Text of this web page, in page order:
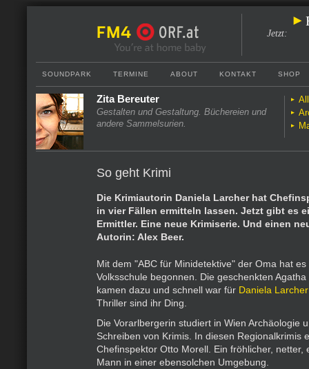
Jetzt:
SOUNDPARK TERMINE ABOUT KONTAKT SHOP
Zita Bereuter
Gestalten und Gestaltung. Büchereien und
andere Sammelsurien.
So geht Krimi
Die Krimiautorin Daniela Larcher hat
in vier Fällen ermitteln lassen. Jetzt gibt es
Ermittler. Eine neue Krimiserie. Und einen
Autorin: Alex Beer.
Mit dem "ABC für Minidetektive" der Oma hat
Volksschule begonnen. Die geschenkten
kamen dazu und schnell war für Daniela Larcher
Thriller sind ihr Ding.
Die Vorarlbergerin studiert in Wien Archäologie
Schreiben von Krimis. In diesen Regionalkrimis
Chefinspektor Otto Morell. Ein fröhlicher, netter,
Mann in einer ebensolchen Umgebung.